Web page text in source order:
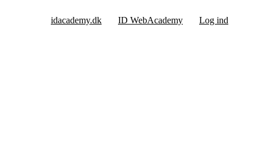
idacademy.dk ID WebAcademy Log ind